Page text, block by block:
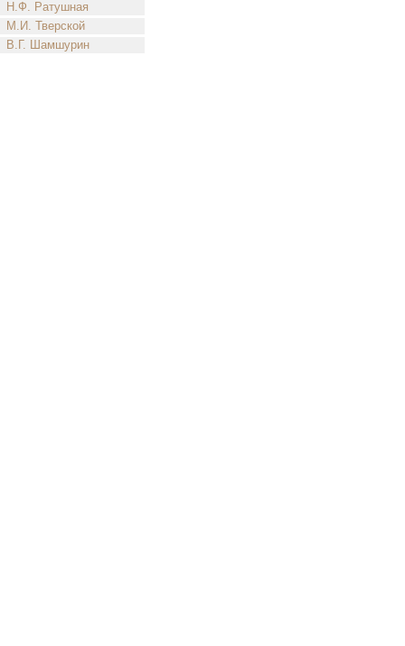
Н.Ф. Ратушная
М.И. Тверской
В.Г. Шамшурин